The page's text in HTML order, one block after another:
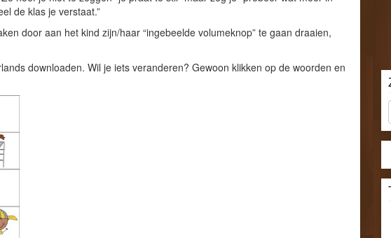
de klas je verstaat.”
door aan het kind zijn/haar “ingebeelde volumeknop” te gaan draaien,
downloaden. Wil je iets veranderen? Gewoon klikken op de woorden en